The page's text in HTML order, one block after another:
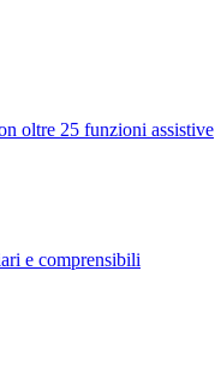
oltre 25 funzioni assistive
e comprensibili